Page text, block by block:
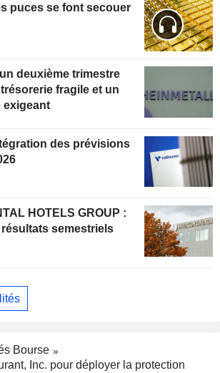
puces se font secouer
fragile et un
exigeant
HOTELS GROUP :
semestriels
Bourse
Inc. pour déployer la protection